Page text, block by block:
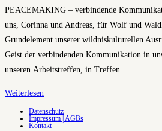
des
Lebens
PEACEMAKING – verbindende
uns, Corinna und Andreas, für Wolf und
Grundelement unserer wildniskulturellen
Geist der verbindenden Kommunikation in
unseren Arbeitstreffen, in Treffen…
Weiterlesen
uns
bewegt
Datenschutz
Impressum | AGBs
Kontakt